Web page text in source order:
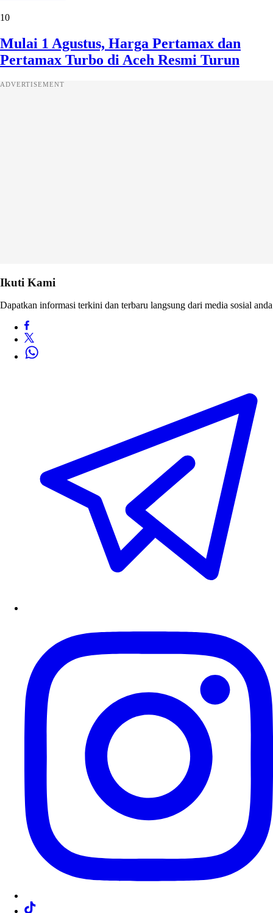
10
Mulai 1 Agustus, Harga Pertamax dan
Pertamax Turbo di Aceh Resmi Turun
ADVERTISEMENT
Ikuti Kami
Dapatkan informasi terkini dan terbaru langsung dari media sosial anda